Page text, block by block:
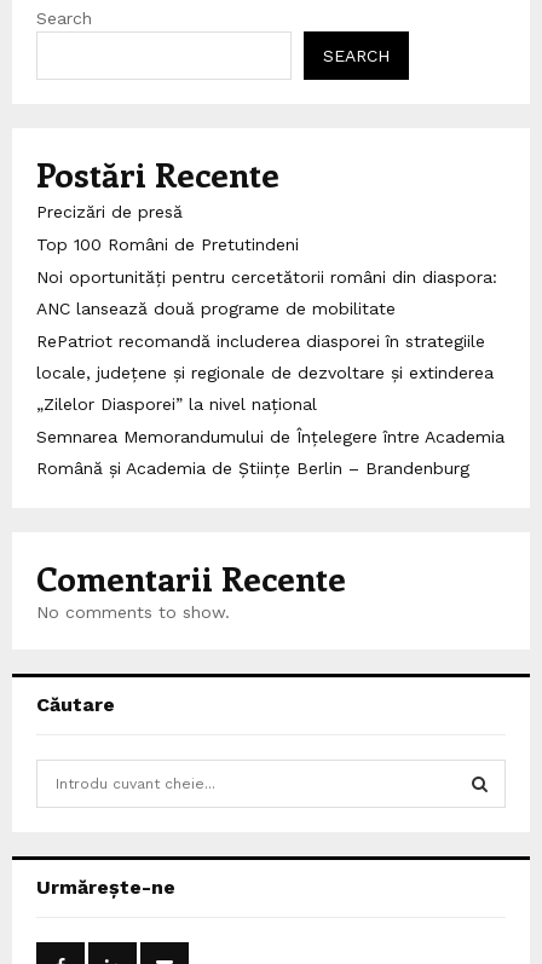
Search
SEARCH
Postări Recente
Precizări de presă
Top 100 Români de Pretutindeni
Noi oportunități pentru cercetătorii români din diaspora:
ANC lansează două programe de mobilitate
RePatriot recomandă includerea diasporei în strategiile
locale, județene și regionale de dezvoltare și extinderea
„Zilelor Diasporei” la nivel național
Semnarea Memorandumului de Înțelegere între Academia
Română și Academia de Științe Berlin – Brandenburg
Comentarii Recente
No comments to show.
Căutare
h
Urmărește-ne